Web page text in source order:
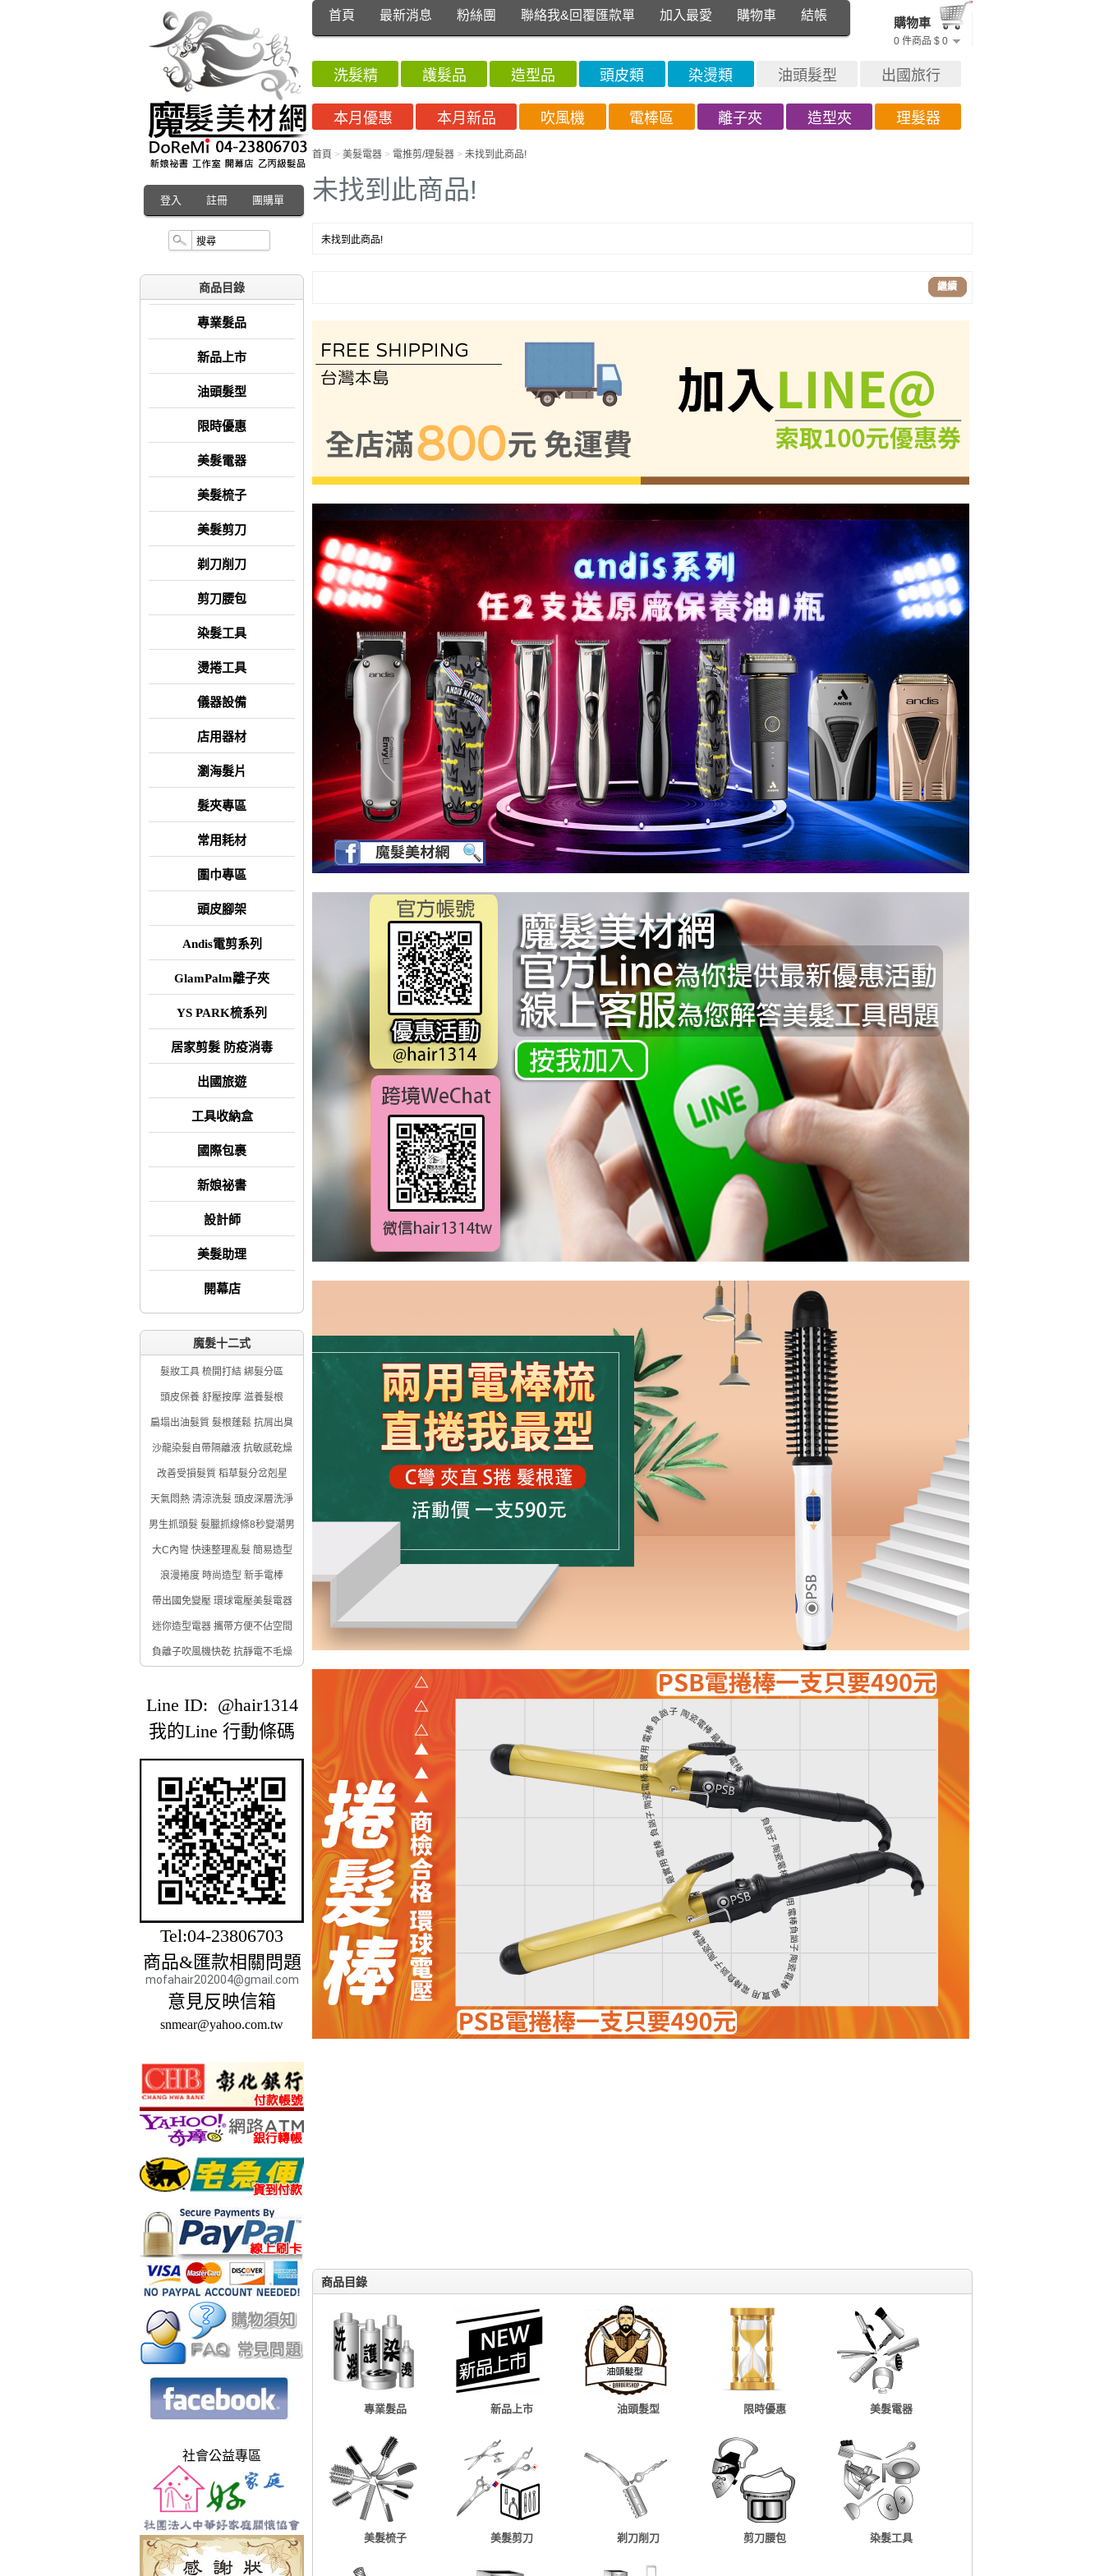
購物車
0 件商品 $ 0
登入 註冊 團購單
首頁 最新消息 粉絲團 聯絡我&回覆匯款單 加入最愛 購物車 結帳
商品目錄
專業髮品
新品上市
油頭髮型
限時優惠
美髮電器
美髮梳子
美髮剪刀
剃刀削刀
剪刀腰包
染髮工具
燙捲工具
儀器設備
店用器材
瀏海髮片
髮夾專區
常用耗材
圍巾專區
頭皮腳架
Andis電剪系列
GlamPalm離子夾
YS PARK梳系列
居家剪髮 防疫消毒
出國旅遊
工具收納盒
國際包裹
新娘祕書
設計師
美髮助理
開幕店
魔髮十二式
髮妝工具 梳開打結 綁髮分區
頭皮保養 舒壓按摩 滋養髮根
扁塌出油髮質 髮根蓬鬆 抗屑出臭
沙龍染髮自帶隔離液 抗敏感乾燥
改善受損髮質 稻草髮分岔剋星
天氣悶熱 清涼洗髮 頭皮深層洗淨
男生抓頭髮 髮臘抓線條8秒變潮男
大C內彎 快速整理亂髮 簡易造型
浪漫捲度 時尚造型 新手電棒
帶出國免變壓 環球電壓美髮電器
迷你造型電器 攜帶方便不佔空間
負離子吹風機快乾 抗靜電不毛燥
Line ID: @hair1314
我的Line 行動條碼
Tel:04-23806703
商品&匯款相關問題
mofahair202004@gmail.com
意見反映信箱
snmear@yahoo.com.tw
社會公益專區
洗髮精 護髮品 造型品 頭皮類 染燙類 油頭髮型
出國旅行
本月優惠
本月新品 吹風機 電棒區 離子夾 造型夾 理髮器
首頁 > 美髮電器 > 電推剪/理髮器 > 未找到此商品!
未找到此商品!
未找到此商品!
繼續
商品目錄
專業髮品 新品上市 油頭髮型 限時優惠 美髮電器
美髮梳子 美髮剪刀 剃刀削刀 剪刀腰包 染髮工具